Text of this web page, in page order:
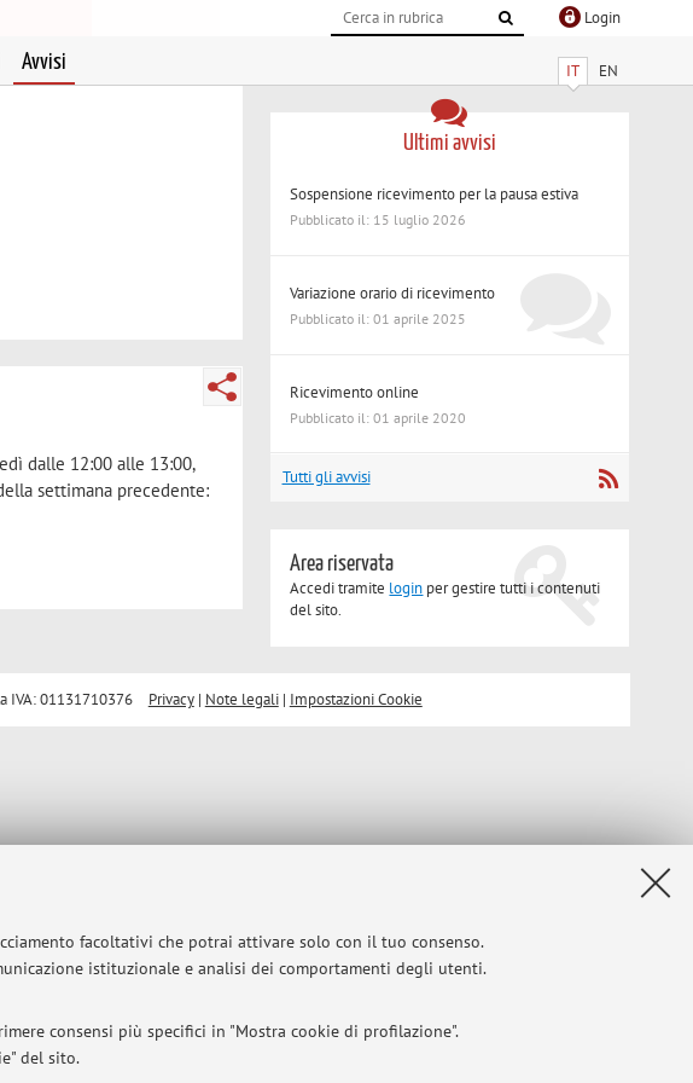
facoltativi che potrai attivare solo con il tuo consenso.
istituzionale e analisi dei comportamenti degli utenti.
consensi più specifici in "Mostra cookie di profilazione".
del sito.
Login
IT EN
Avvisi
dalle 12:00 alle 13:00,
settimana precedente:
Ultimi avvisi
Sospensione ricevimento per la pausa estiva
Pubblicato il: 15 luglio 2026
Variazione orario di ricevimento
Pubblicato il: 01 aprile 2025
Ricevimento online
Pubblicato il: 01 aprile 2020
Tutti gli avvisi
Area riservata
Accedi tramite login per gestire tutti i contenuti
del sito.
IVA: 01131710376 Privacy| Note legali| Impostazioni Cookie